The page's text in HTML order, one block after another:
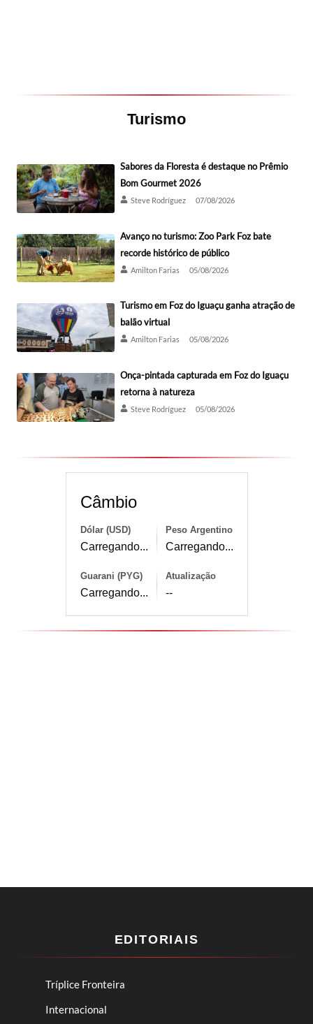
Turismo
Sabores da Floresta é destaque no Prêmio
Bom Gourmet 2026
Steve Rodríguez 07/08/2026
Avanço no turismo: Zoo Park Foz bate
recorde histórico de público
Amilton Farias 05/08/2026
Turismo em Foz do Iguaçu ganha atração de
balão virtual
Amilton Farias 05/08/2026
Onça-pintada capturada em Foz do Iguaçu
retorna à natureza
Steve Rodríguez 05/08/2026
Câmbio
Dólar (USD)
Carregando...
Peso Argentino
Carregando...
Guarani (PYG)
Carregando...
Atualização
--
EDITORIAIS
Tríplice Fronteira
Internacional